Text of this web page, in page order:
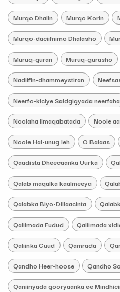
Murqo Dhalin Murqo Korin
Murqo-daciifnimo Dhalasho
Muruq-guran Muruq-gurasho
Nadiifin-dhammeystiran
Neerfo-kiciye Saldgigyada neerfaha
Noolaha ilmaqabatada Noole
Noole Hal-unug leh O Balaas
Qaadista Dheecaanka Uurka
Qalab maqalka kaalmeeya
Qalabka Biyo-Dillaacinta
Qaliimada Fudud Qaliimada
Qaliinka Guud Qamrada
Qandho Heer-hoose Qandho
Qaniinyada gooryaanka ee